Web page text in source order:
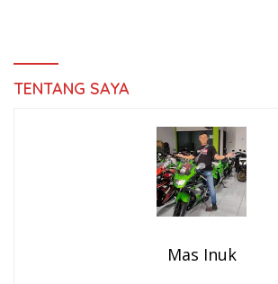
TENTANG SAYA
Mas Inuk